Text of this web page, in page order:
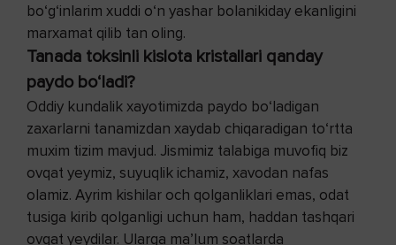
bo‘g‘inlarim xuddi o‘n yashar bolanikiday ekanligini
marxamat qilib tan oling.
Tanada toksinli kislota kristallari qanday
paydo bo‘ladi?
Oddiy kundalik xayotimizda paydo bo‘ladigan
zaxarlarni tanamizdan xaydab chiqaradigan to‘rtta
muxim tizim mavjud. Jismimiz talabiga muvofiq biz
ovqat yeymiz, suyuqlik ichamiz, xavodan nafas
olamiz. Ayrim kishilar och qolganliklari emas, odat
tusiga kirib qolganligi uchun ham, haddan tashqari
ovqat yeydilar. Ularga ma’lum soatlarda